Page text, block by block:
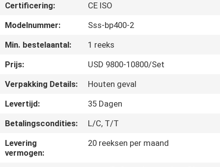
FABRIEKSTOCHT
KWALITEITSCONTROLE
NEEM
CONTACT
ONS
OP
Certificering:
CE ISO
Modelnummer:
Sss-bp400-2
Min. bestelaantal:
1 reeks
Prijs:
USD 9800-10800/Set
Verpakking Details:
Houten geval
Levertijd:
35 Dagen
Betalingscondities:
L/C, T/T
Levering
vermogen:
20 reeksen per maand